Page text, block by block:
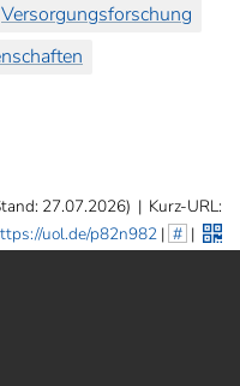
Versorgungsforschung
27.07.2026) | Kurz-URL:
uol.de/p82n982| # |